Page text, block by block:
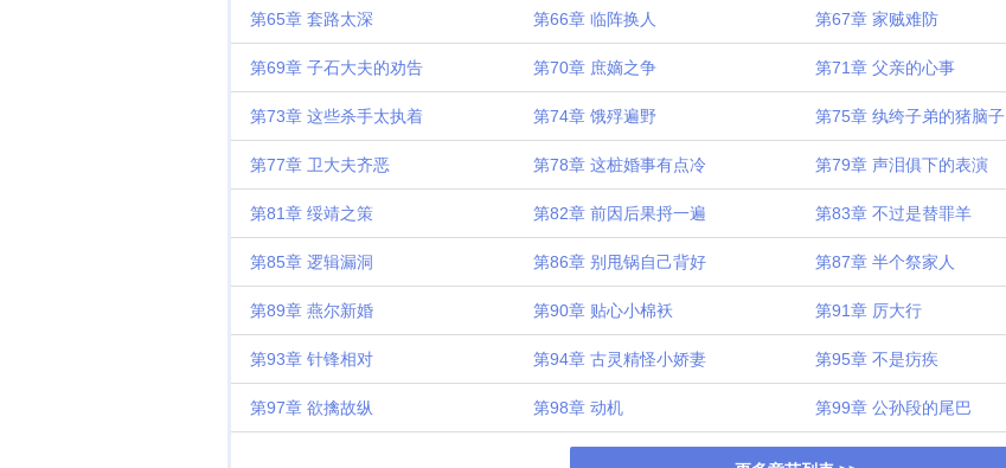
第65章 套路太深 第66章 临阵换人 第67章 家贼难防
第69章 子石大夫的劝告 第70章 庶嫡之争 第71章 父亲的心事
第73章 这些杀手太执着 第74章 饿殍遍野 第75章 纨绔子弟的猪脑子
第77章 卫大夫齐恶 第78章 这桩婚事有点冷 第79章 声泪俱下的表演
第81章 绥靖之策 第82章 前因后果捋一遍 第83章 不过是替罪羊
第85章 逻辑漏洞 第86章 别甩锅自己背好 第87章 半个祭家人
第89章 燕尔新婚 第90章 贴心小棉袄 第91章 厉大行
第93章 针锋相对 第94章 古灵精怪小娇妻 第95章 不是疠疾
第97章 欲擒故纵 第98章 动机 第99章 公孙段的尾巴